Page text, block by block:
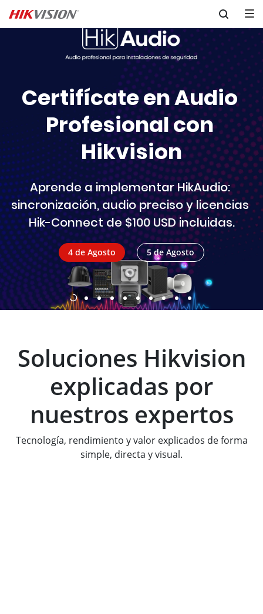
Skip to content
Llega nuestra polla
mundialista
Compra, registra y participa en la polla
mundialista
Participa aquí
Soluciones Hikvision
explicadas por
nuestros expertos
Tecnología, rendimiento y valor explicados de forma
simple, directa y visual.